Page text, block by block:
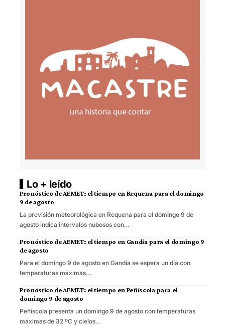
Lo + leído
Pronóstico de AEMET: el tiempo en Requena para el domingo
9 de agosto
La previsión meteorológica en Requena para el domingo 9 de
agosto indica intervalos nubosos con…
Pronóstico de AEMET: el tiempo en Gandia para el domingo 9
de agosto
Para el domingo 9 de agosto en Gandia se espera un día con
temperaturas máximas…
Pronóstico de AEMET: el tiempo en Peñíscola para el
domingo 9 de agosto
Peñíscola presenta un domingo 9 de agosto con temperaturas
máximas de 32 ºC y cielos…